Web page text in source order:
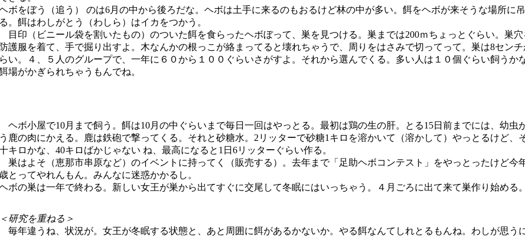
ボをぼう（追う） のは6月の中から後ろだな。ヘボは土手に来るのもおるけど林の中が多い。餌をヘボが来そうな場所に
。餌はわしがとう（わしら）はイカをつかう。
印（ビニール袋を割いたもの）のついた餌を食らったヘボぼって、巣を見つける。巣までは200ｍちょっとぐらい。巣穴
護服を着て、手で掘り出すよ。木なんかの根っこが絡まってると壊れちゃうで、周りをはさみで切ってって。巣は8センチ
い。４、５人のグループで、一年に６０から１００ぐらいさがすよ。それから選んでくる。多い人は１０個ぐらい飼うか
場がかぎられちゃうもんでね。
ボ小屋で10月まで飼う。餌は10月の中ぐらいまで毎日一回はやっとる。最初は鶏の生の肝。とる15日前までには、幼虫
鹿の肉にかえる。鹿は鉄砲で撃ってくる。それと砂糖水。2リッターで砂糖1キロを溶かいて（溶かして）やっとるけど、
キロかな、40キロばかじゃない ね、最高になると1日6リッターぐらい作る。
はよそ（恵那市串原など）のイベントに持ってく（販売する）。去年まで「足助ヘボコンテスト」をやっとったけど今
とってやれんもん。みんなに迷惑かかるし。
ボの巣は一年で終わる。新しい女王が巣から出てすぐに交尾して冬眠にはいっちゃう。４月ごろに出て来て巣作り始める。
研究を重ねる＞
年違うね、状況が。女王が冬眠する状態と、あと周囲に餌があるかないか。やる餌なんてしれとるもんね。わしが思う